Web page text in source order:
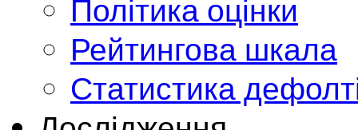
Політика оцінки
Рейтингова шкала
Статистика